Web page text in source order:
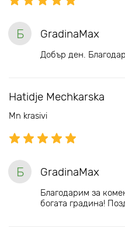
Б GradinaMax
Добър ден.
Hatidje Mechkarska
Mn krasivi
Б GradinaMax
Благодарим за
богата градина!